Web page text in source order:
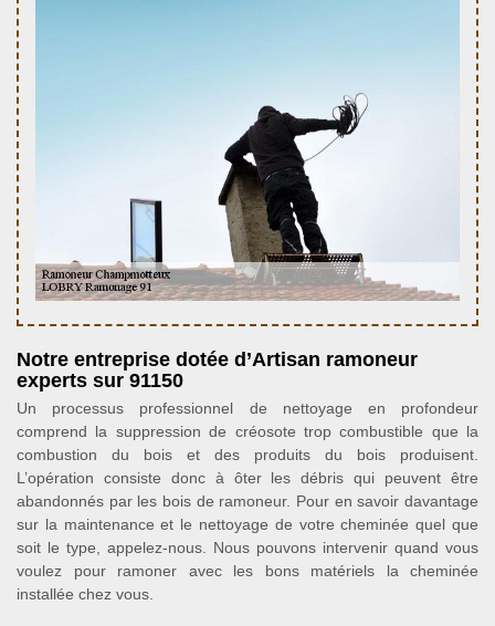
Notre entreprise dotée d’Artisan ramoneur
experts sur 91150
Un processus professionnel de nettoyage en profondeur
comprend la suppression de créosote trop combustible que la
combustion du bois et des produits du bois produisent.
L’opération consiste donc à ôter les débris qui peuvent être
abandonnés par les bois de ramoneur. Pour en savoir davantage
sur la maintenance et le nettoyage de votre cheminée quel que
soit le type, appelez-nous. Nous pouvons intervenir quand vous
voulez pour ramoner avec les bons matériels la cheminée
installée chez vous.